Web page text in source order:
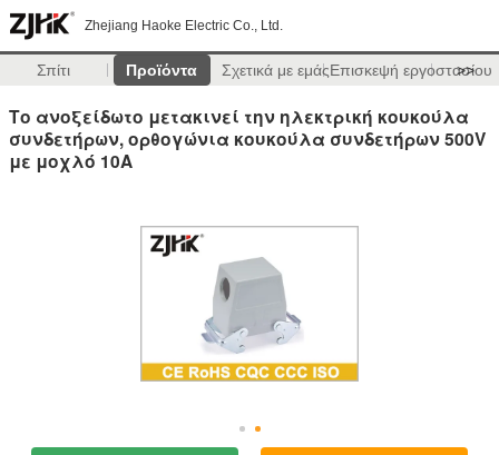
Zhejiang Haoke Electric Co., Ltd.
Σπίτι Προϊόντα Σχετικά με εμάςΕπισκεψή εργοστασίου
>>
Το ανοξείδωτο μετακινεί την ηλεκτρική κουκούλα
συνδετήρων, ορθογώνια κουκούλα συνδετήρων 500V
με μοχλό 10A